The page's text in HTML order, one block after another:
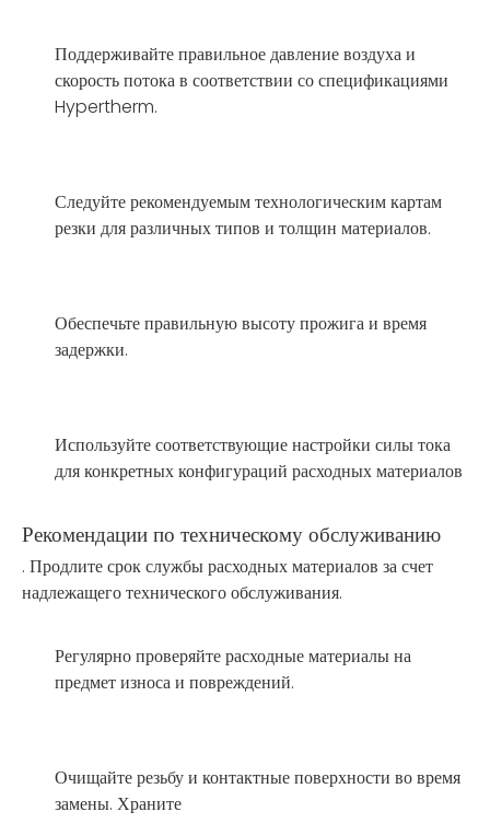
Поддерживайте правильное давление воздуха и
скорость потока в соответствии со спецификациями
Hypertherm.
Следуйте рекомендуемым технологическим картам
резки для различных типов и толщин материалов.
Обеспечьте правильную высоту прожига и время
задержки.
Используйте соответствующие настройки силы тока
для конкретных конфигураций расходных материалов
Рекомендации по техническому обслуживанию
. Продлите срок службы расходных материалов за счет
надлежащего технического обслуживания.
Регулярно проверяйте расходные материалы на
предмет износа и повреждений.
Очищайте резьбу и контактные поверхности во время
замены. Храните